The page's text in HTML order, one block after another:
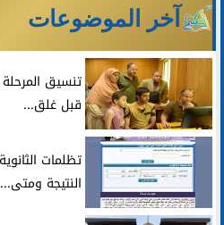
آخر الموضوعات
قبل غلق...
النتيجة ومتى...